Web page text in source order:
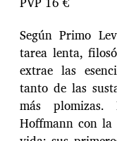
Según Primo
tarea lenta,
extrae las
tanto de las
más
Hoffmann con